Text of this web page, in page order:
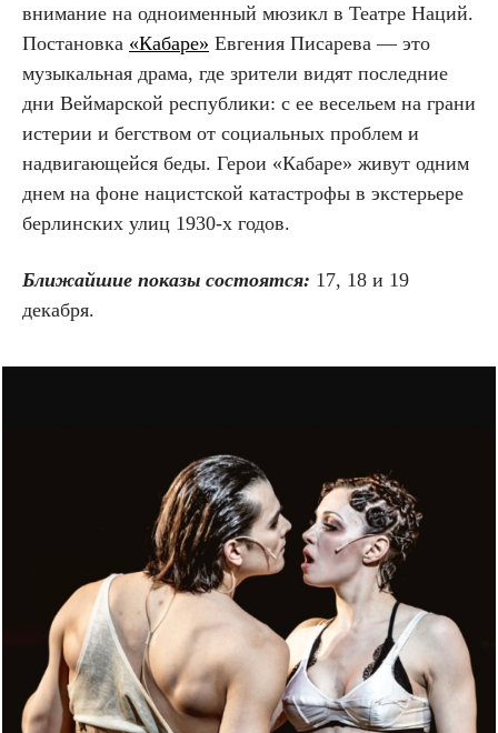
внимание на одноименный мюзикл в Театре Наций.
Постановка «Кабаре» Евгения Писарева — это
музыкальная драма, где зрители видят последние
дни Веймарской республики: с ее весельем на грани
истерии и бегством от социальных проблем и
надвигающейся беды. Герои «Кабаре» живут одним
днем на фоне нацистской катастрофы в экстерьере
берлинских улиц 1930-х годов.
Ближайшие показы состоятся: 17, 18 и 19
декабря.